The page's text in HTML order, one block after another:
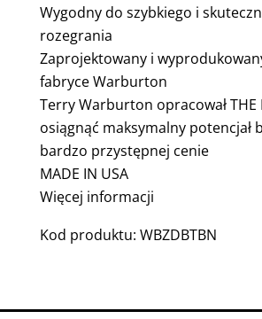
Wygodny do szybkiego i
rozegrania
Zaprojektowany i
fabryce Warburton
Terry Warburton opracował THE
osiągnąć maksymalny potencjał
bardzo przystępnej cenie
MADE IN USA
Więcej informacji
Kod produktu: WBZDBTBN